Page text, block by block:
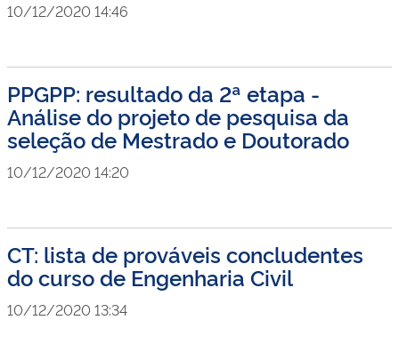
10/12/2020 14:46
PPGPP: resultado da 2ª etapa -
Análise do projeto de pesquisa da
seleção de Mestrado e Doutorado
10/12/2020 14:20
CT: lista de prováveis concludentes
do curso de Engenharia Civil
10/12/2020 13:34